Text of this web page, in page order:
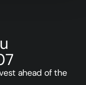
ahead of the